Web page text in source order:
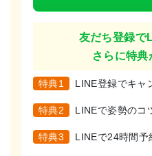
友だち登録で
さらに特典
特典1 LINE登録でキャ
特典2 LINEで姿勢のコ
特典3 LINEで24時間予